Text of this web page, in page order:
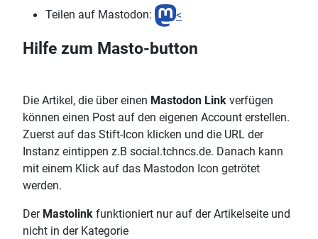
Teilen auf Mastodon: <
Hilfe zum Masto-button
Die Artikel, die über einen Mastodon Link verfügen
können einen Post auf den eigenen Account erstellen.
Zuerst auf das Stift-Icon klicken und die URL der
Instanz eintippen z.B social.tchncs.de. Danach kann
mit einem Klick auf das Mastodon Icon getrötet
werden.
Der Mastolink funktioniert nur auf der Artikelseite und
nicht in der Kategorie